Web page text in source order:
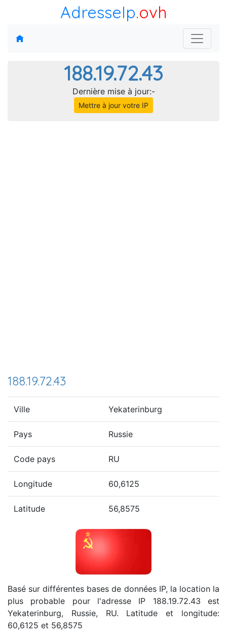
AdresseIp.ovh
188.19.72.43
Dernière mise à jour:-
Mettre à jour votre IP
188.19.72.43
Ville Yekaterinburg
Pays Russie
Code pays RU
Longitude 60,6125
Latitude 56,8575
Basé sur différentes bases de données IP, la location la
plus probable pour l'adresse IP 188.19.72.43 est
Yekaterinburg, Russie, RU. Latitude et longitude:
60,6125 et 56,8575